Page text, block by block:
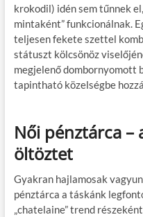
krokodil) idén sem tűnnek
mintaként” funkcionálnak.
teljesen fekete szettel
státuszt kölcsönöz
megjelenő dombornyomott
tapintható közelségbe
Női pénztárca –
öltöztet
Gyakran hajlamosak
pénztárca a táskánk
„chatelaine” trend